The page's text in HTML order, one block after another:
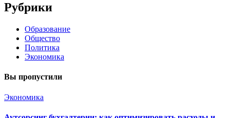
Рубрики
Образование
Общество
Политика
Экономика
Вы пропустили
Экономика